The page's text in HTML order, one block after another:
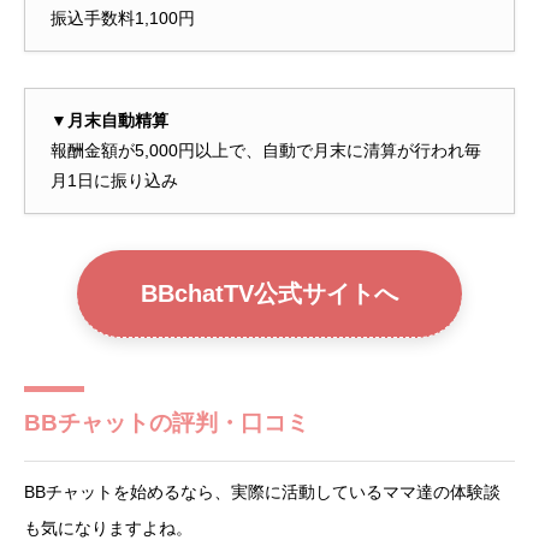
振込手数料1,100円
▼月末自動精算
報酬金額が5,000円以上で、自動で月末に清算が行われ毎
月1日に振り込み
BBchatTV公式サイトへ
BBチャットの評判・口コミ
BBチャットを始めるなら、実際に活動しているママ達の体験談
も気になりますよね。